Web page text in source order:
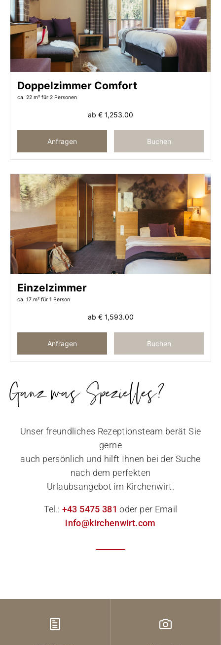
Doppelzimmer Comfort
ca. 22 m² für 2 Personen
ab € 1,253.00
Anfragen Buchen
Einzelzimmer
ca. 17 m² für 1 Person
ab € 1,593.00
Anfragen Buchen
Ganz was Spezielles?
Unser freundliches Rezeptionsteam berät Sie
gerne
auch persönlich und hilft Ihnen bei der Suche
nach dem perfekten
Urlaubsangebot im Kirchenwirt.
Tel.: +43 5475 381 oder per Email
info@kirchenwirt.com